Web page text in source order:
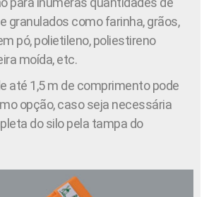
granulados como farinha, grãos,
pó, polietileno, poliestireno
moída, etc.
até 1,5 m de comprimento pode
opção, caso seja necessária
do silo pela tampa do